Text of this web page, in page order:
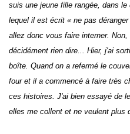
suis une jeune fille rangée, dans
lequel il est écrit « ne pas
allez donc vous faire interner.
décidément rien dire... Hier, j'ai
boîte. Quand on a refermé le
four et il a commencé à faire très
ces histoires. J'ai bien essayé de
elles me collent et ne veulent plus